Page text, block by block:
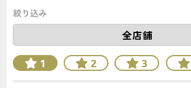
絞り込み
1 2 3